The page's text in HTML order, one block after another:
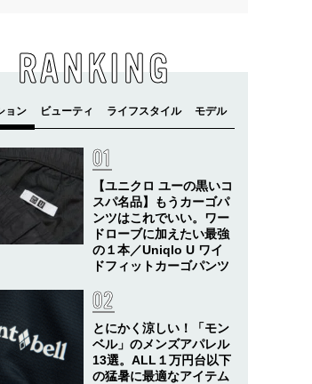
RANKING
【ユニクロ ユーの黒いコ
スパ名品】もうカーゴパ
ンツはこれでいい。ワー
ドローブに加えたい最強
の１本／Uniqlo U ワイ
ドフィットカーゴパンツ
とにかく涼しい！「モン
ベル」のメンズアパレル
13選。ALL１万円台以下
の猛暑に最適なアイテム